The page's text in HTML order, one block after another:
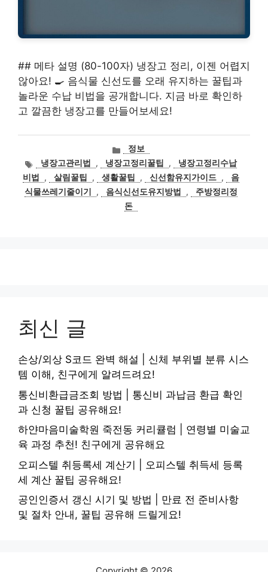
## 메타 설명 (80-100자) 냉장고 정리, 이젠 어렵지
않아요! 🍳 음식물 신선도를 오래 유지하는 꿀팁과
놀라운 수납 비법을 공개합니다. 지금 바로 확인하
고 깔끔한 냉장고를 만들어보세요!
카
테
고
리
정보
태
그
냉장고관리법 , 냉장고정리꿀팁 ,
냉장고정리수납
비법
, 살림꿀팁 , 생활꿀팁 , 신선함유지가이드 ,
음
식물쓰레기줄이기
, 음식신선도유지방법 ,
주방정리정
돈
최신 글
손상/외상 S코드 완벽 해설 | 신체 부위별 분류 시스
템 이해, 친구에게 알려드려요!
통신비환급금조회 방법 | 통신비 과납금 환급 확인
과 신청 꿀팁 공유해요!
하얀마음미술학원 죽전동 커리큘럼 | 연령별 미술교
육 과정 추천! 친구에게 공유해요
오피스텔 취등록세 계산기 | 오피스텔 취득세 등록
세 계산 꿀팁 공유해요!
공인인증서 갱신 시기 및 방법 | 만료 전 준비사항
및 절차 안내, 꿀팁 공유해 드릴게요!